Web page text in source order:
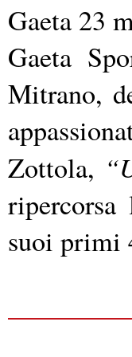
Gaeta 23
Gaeta
Mitrano,
Zottola,
ripercorsa
suoi primi